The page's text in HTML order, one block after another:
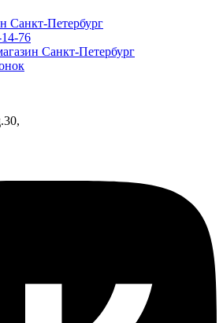
Санкт-Петербург
76
Санкт-Петербург